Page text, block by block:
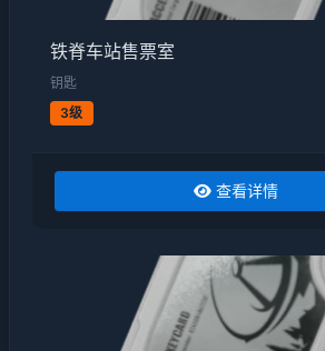
铁脊车站售票室
钥匙
3级
查看详情